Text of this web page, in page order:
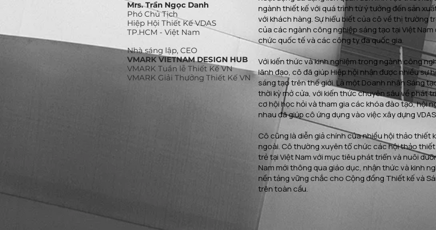
Mrs. Trần Ngọc Danh
Phó Chủ Tịch
Hiệp Hội Thiết Kế VDAS
TP.HCM - Việt Nam
​Nhà sáng lập, CEO
VMARK VIETNAM DESIGN HUB
VMARK Tuần lễ Thiết Kế VN
VMARK Giải Thưởng Thiết Kế VN
ngành thiết kế với quá trình từ ý tưởng đến sản
với khách hàng. Sự hiểu biết của cô về thị trường
của các ngành công nghiệp sáng tạo tại Việt
chức quốc tế và các công ty đa quốc gia.
Với kiến thức và kinh nghiệm trong ngành công
lãnh đạo, cô đã giúp Hiệp hội nhận được nhiều sự
sáng tạo trên thế giới. Là một Doanh nhân Sáng
thời kỳ mở cửa, với kiến thức chuyên sâu về phát
cơ hội học hỏi và tham gia các khóa đào tạo, hội
nhau đã giúp cô ứng dụng vào việc xây dựng
Cô cũng là diễn giả chính của nhiều hội thảo thiết
ngoài. Cô thường xuyên tổ chức các hội thảo
trẻ tại Việt Nam với mục tiêu phát triển và nuôi
Nam mới thông qua giáo dục, nhận thức và kinh
nền tảng vững chắc cho Cộng đồng Thiết kế và
trên toàn cầu.